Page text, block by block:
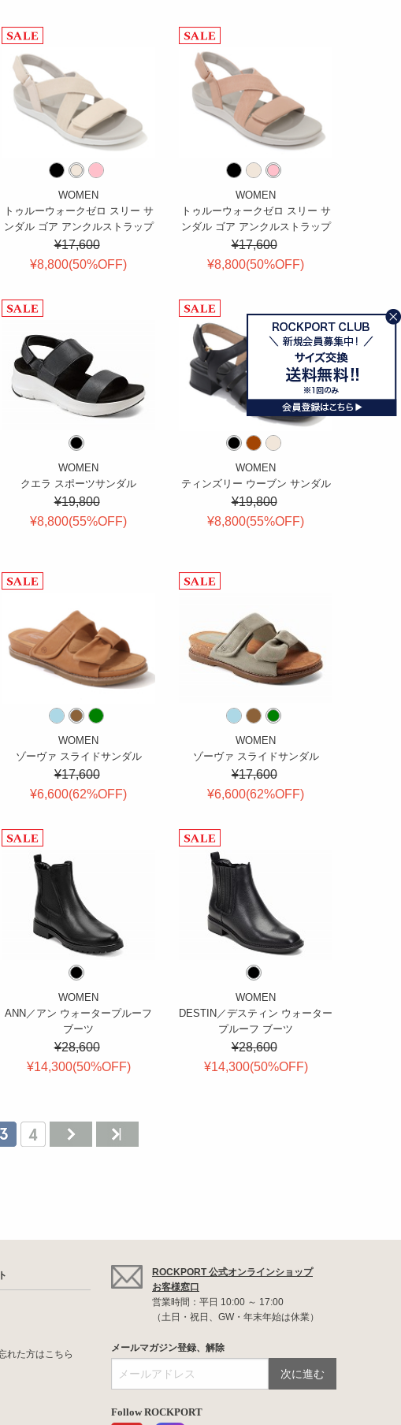
WOMEN
トゥルーウォークゼロ スリー サ
ンダル ゴア アンクルストラップ
¥17,600
¥8,800(50%OFF)
WOMEN
トゥルーウォークゼロ スリー サ
ンダル ゴア アンクルストラップ
¥17,600
¥8,800(50%OFF)
WOMEN
クエラ スポーツサンダル
¥19,800
¥8,800(55%OFF)
WOMEN
ティンズリー ウーブン サンダル
¥19,800
¥8,800(55%OFF)
WOMEN
ゾーヴァ スライドサンダル
¥17,600
¥6,600(62%OFF)
WOMEN
ゾーヴァ スライドサンダル
¥17,600
¥6,600(62%OFF)
WOMEN
ANN／アン ウォータープルーフ
ブーツ
¥28,600
¥14,300(50%OFF)
WOMEN
DESTIN／デスティン ウォーター
プルーフ ブーツ
¥28,600
¥14,300(50%OFF)
れた方はこちら
ROCKPORT 公式オンラインショップ
お客様窓口
営業時間：平日 10:00 ～ 17:00
（土日・祝日、GW・年末年始は休業）
メールマガジン登録、解除
Follow ROCKPORT